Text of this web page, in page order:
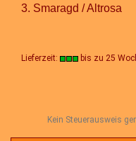
3. Smaragd / Altrosa
Lieferzeit: bis zu 25
Kein Steuerausweis